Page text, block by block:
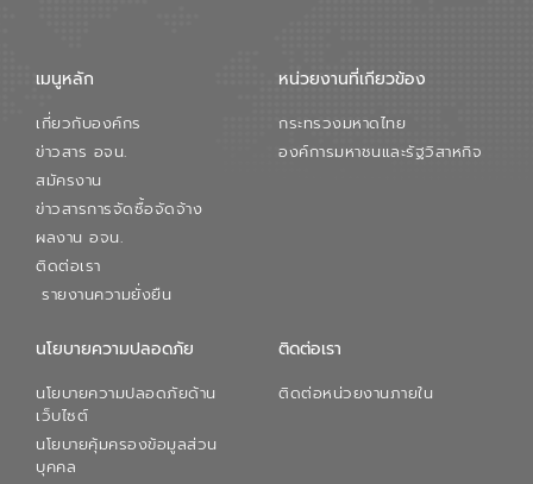
สมดุลทางเศรษฐกิจและสิ่งแวดล้อมได้อย่าง
ภาคเอกชนในครั้งนี้ นับเป็นก้าวสำคัญของ
องค์การจัดการน้ำเสีย (อจน.) ในการร่วมวาง
เมนูหลัก
เกี่ยวกับองค์กร
ข่าวสาร อจน.
สมัครงาน
ข่าวสารการจัดซื้อจัดจ้าง
ผลงาน อจน.
ติดต่อเรา
รายงานความยั่งยืน
หน่วยงานที่เกียวข้อง
กระทรวงมหาดไทย
องค์การมหาชนและรัฐวิสาหกิจ
นโยบายความปลอดภัย
นโยบายความปลอดภัยด้าน
เว็บไซต์
นโยบายคุ้มครองข้อมูลส่วน
บุคคล
ติดต่อเรา
ติดต่อหน่วยงานภายใน